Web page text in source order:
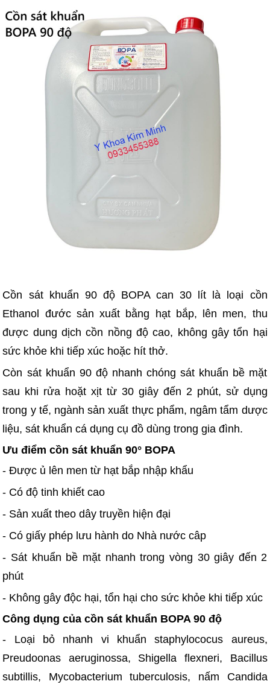
Cồn sát khuẩn 90 độ BOPA can 30 lít là loại cồn
Ethanol đước sản xuất bằng hạt bắp, lên men, thu
được dung dịch cồn nồng độ cao, không gây tổn hại
sức khỏe khi tiếp xúc hoặc hít thở.
Còn sát khuẩn 90 độ nhanh chóng sát khuẩn bề mặt
sau khi rửa hoặt xịt từ 30 giây đến 2 phút, sử dụng
trong y tế, ngành sản xuất thực phẩm, ngâm tẩm dược
liệu, sát khuẩn cá dụng cụ đồ dùng trong gia đình.
Ưu điểm cồn sát khuẩn 90° BOPA
- Được ủ lên men từ hạt bắp nhập khẩu
- Có độ tinh khiết cao
- Sản xuất theo dây truyền hiện đại
- Có giấy phép lưu hành do Nhà nước câp
- Sát khuẩn bề mặt nhanh trong vòng 30 giây đến 2
phút
- Không gây độc hại, tổn hại cho sức khỏe khi tiếp xúc
Công dụng của cồn sát khuẩn BOPA 90 độ
- Loại bỏ nhanh vi khuẩn staphylococus aureus,
Preudoonas aeruginossa, Shigella flexneri, Bacillus
subtillis, Mycobacterium tuberculosis, nấm Candida